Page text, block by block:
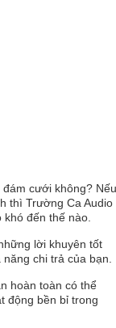
cưới không? Nếu
thì Trường Ca Audio
đến thế nào.
lời khuyên tốt
chi trả của bạn.
hoàn toàn có thể
động bền bỉ trong